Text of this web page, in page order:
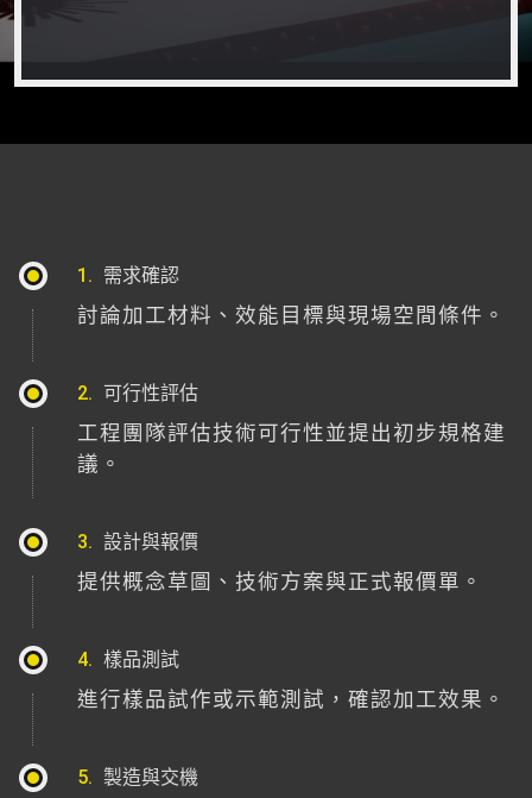
1. 需求確認
討論加工材料、效能目標與現場空間條件。
2. 可行性評估
工程團隊評估技術可行性並提出初步規格建
議。
3. 設計與報價
提供概念草圖、技術方案與正式報價單。
4. 樣品測試
進行樣品試作或示範測試，確認加工效果。
5. 製造與交機